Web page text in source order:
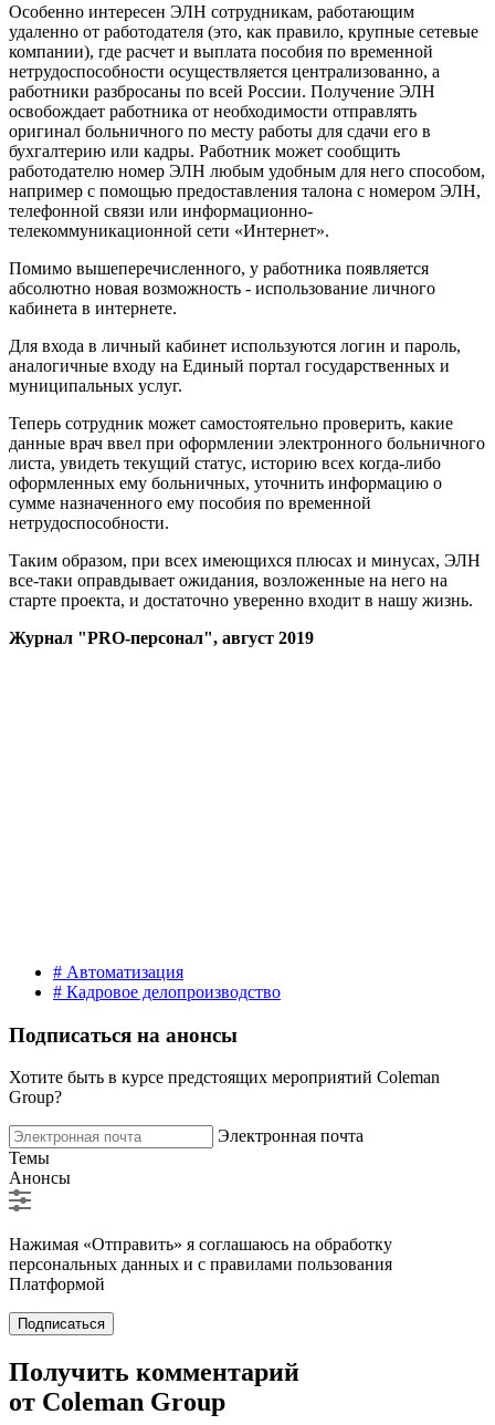
Особенно интересен ЭЛН сотрудникам, работающим
удаленно от работодателя (это, как правило, крупные сетевые
компании), где расчет и выплата пособия по временной
нетрудоспособности осуществляется централизованно, а
работники разбросаны по всей России. Получение ЭЛН
освобождает работника от необходимости отправлять
оригинал больничного по месту работы для сдачи его в
бухгалтерию или кадры. Работник может сообщить
работодателю номер ЭЛН любым удобным для него способом,
например с помощью предоставления талона с номером ЭЛН,
телефонной связи или информационно-
телекоммуникационной сети «Интернет».
Помимо вышеперечисленного, у работника появляется
абсолютно новая возможность - использование личного
кабинета в интернете.
Для входа в личный кабинет используются логин и пароль,
аналогичные входу на Единый портал государственных и
муниципальных услуг.
Теперь сотрудник может самостоятельно проверить, какие
данные врач ввел при оформлении электронного больничного
листа, увидеть текущий статус, историю всех когда-либо
оформленных ему больничных, уточнить информацию о
сумме назначенного ему пособия по временной
нетрудоспособности.
Таким образом, при всех имеющихся плюсах и минусах, ЭЛН
все-таки оправдывает ожидания, возложенные на него на
старте проекта, и достаточно уверенно входит в нашу жизнь.
Журнал "PRO-персонал", август 2019
# Автоматизация
# Кадровое делопроизводство
Подписаться на анонсы
Хотите быть в курсе предстоящих мероприятий Coleman
Group?
Электронная почта
Темы
Анонсы
Нажимая «Отправить» я соглашаюсь на обработку
персональных данных и с правилами пользования
Платформой
Подписаться
Получить комментарий
от Coleman Group